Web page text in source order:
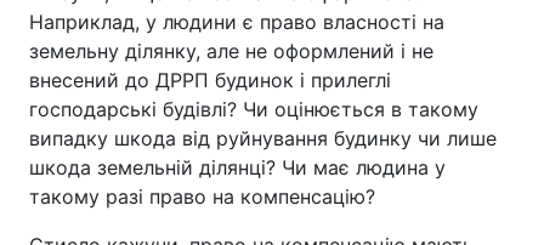
Наприклад, у людини є право власності на
земельну ділянку, але не оформлений і не
внесений до ДРРП будинок і прилеглі
господарські будівлі? Чи оцінюється в такому
випадку шкода від руйнування будинку чи лише
шкода земельній ділянці? Чи має людина у
такому разі право на компенсацію?